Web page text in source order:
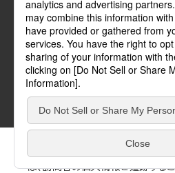
グラビア・写真
モーター誌
SPECIAL
Sublicense
公式
ント
作家
ぶんか社が運営するサイトでは
は、訪問者の個人情報を追跡する